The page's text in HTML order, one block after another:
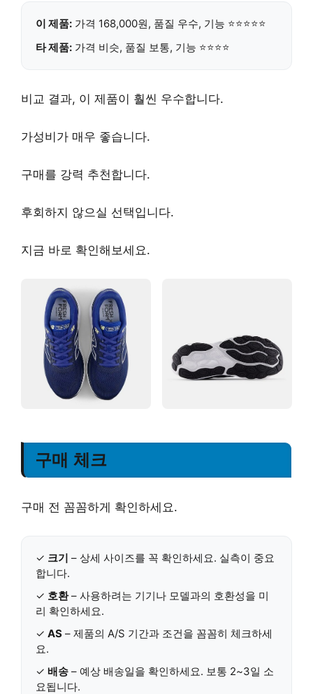
이 제품: 가격 168,000원, 품질 우수, 기능 ⭐⭐⭐⭐⭐
타 제품: 가격 비슷, 품질 보통, 기능 ⭐⭐⭐⭐
비교 결과, 이 제품이 훨씬 우수합니다.
가성비가 매우 좋습니다.
구매를 강력 추천합니다.
후회하지 않으실 선택입니다.
지금 바로 확인해보세요.
구매 체크
구매 전 꼼꼼하게 확인하세요.
✓ 크기 – 상세 사이즈를 꼭 확인하세요. 실측이 중요
합니다.
✓ 호환– 사용하려는 기기나 모델과의 호환성을 미
리 확인하세요.
✓ AS – 제품의 A/S 기간과 조건을 꼼꼼히 체크하세
요.
✓ 배송 – 예상 배송일을 확인하세요. 보통 2~3일 소
요됩니다.